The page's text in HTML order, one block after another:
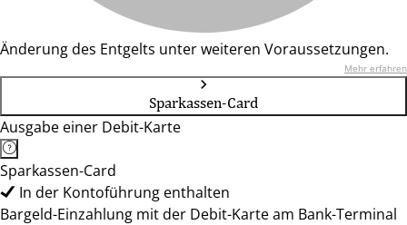
Änderung des Entgelts unter weiteren Voraussetzungen.
Mehr erfahren
Sparkassen-Card
Ausgabe einer Debit-Karte
Sparkassen-Card
In der Kontoführung enthalten
Bargeld-Einzahlung mit der Debit-Karte am Bank-Terminal